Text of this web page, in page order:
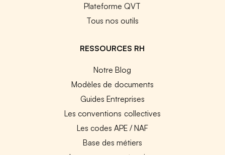
Plateforme QVT
Tous nos outils
RESSOURCES RH
Notre Blog
Modèles de documents
Guides Entreprises
Les conventions collectives
Les codes APE / NAF
Base des métiers